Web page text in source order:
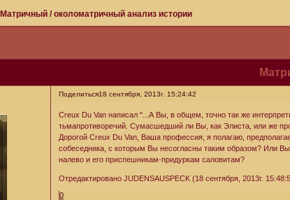
Матричный / околоматричный анализ истории
Поделиться18 сентября, 2013г. 15:24:42
Creux Du Van написал "...А Вы, в общем, точно так же
тьмапротиворечий. Сумасшедший ли Вы, как Элиста, или же
Дорогой Creux Du Van, Ваша профессия, я полагаю,
собеседника, с которым Вы несогласны таким образом? Или
налево и его приспешникам-придуркам саловитам?
Отредактировано JUDENSAUSPECK (18 сентября, 2013г.
0